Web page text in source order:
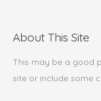
About This Site
This may be a good
site or include some